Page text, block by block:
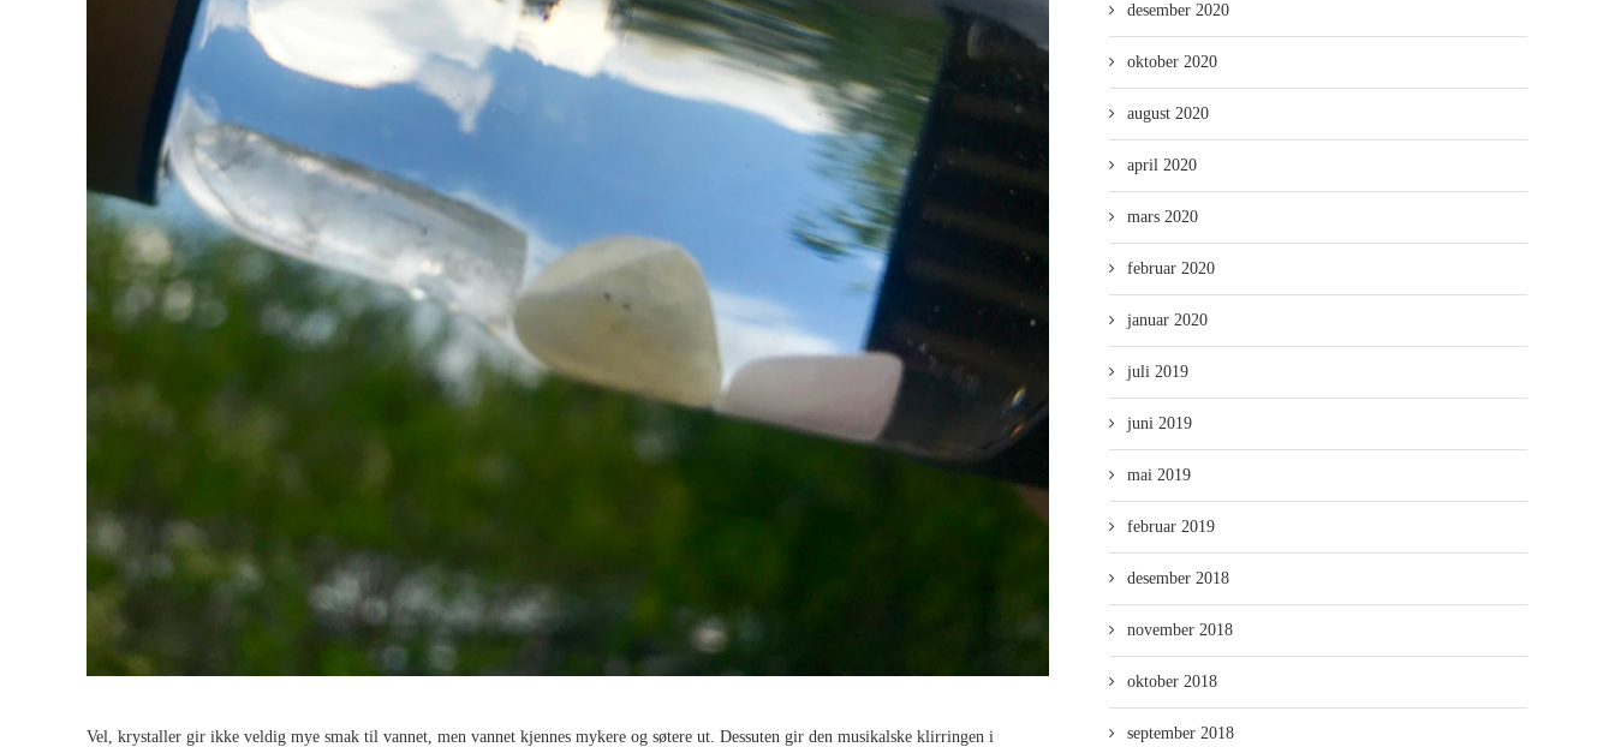
Vel, krystaller gir ikke veldig mye smak til vannet, men vannet kjennes mykere og søtere ut. Dessuten gir den musikalske klirringen i
desember 2020
oktober 2020
august 2020
april 2020
mars 2020
februar 2020
januar 2020
juli 2019
juni 2019
mai 2019
februar 2019
desember 2018
november 2018
oktober 2018
september 2018